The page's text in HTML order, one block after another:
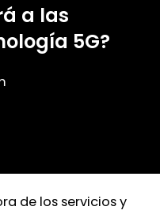
a las
5G?
de los servicios y